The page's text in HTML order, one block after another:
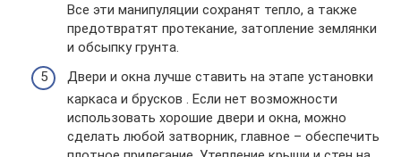
Все эти манипуляции сохранят тепло, а также
предотвратят протекание, затопление землянки
и обсыпку грунта.
Двери и окна лучше ставить на этапе установки
каркаса и брусков . Если нет возможности
использовать хорошие двери и окна, можно
сделать любой затворник, главное – обеспечить